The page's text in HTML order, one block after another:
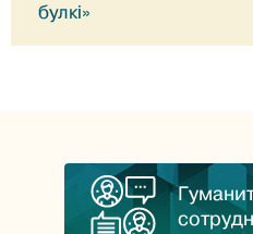
булкі»